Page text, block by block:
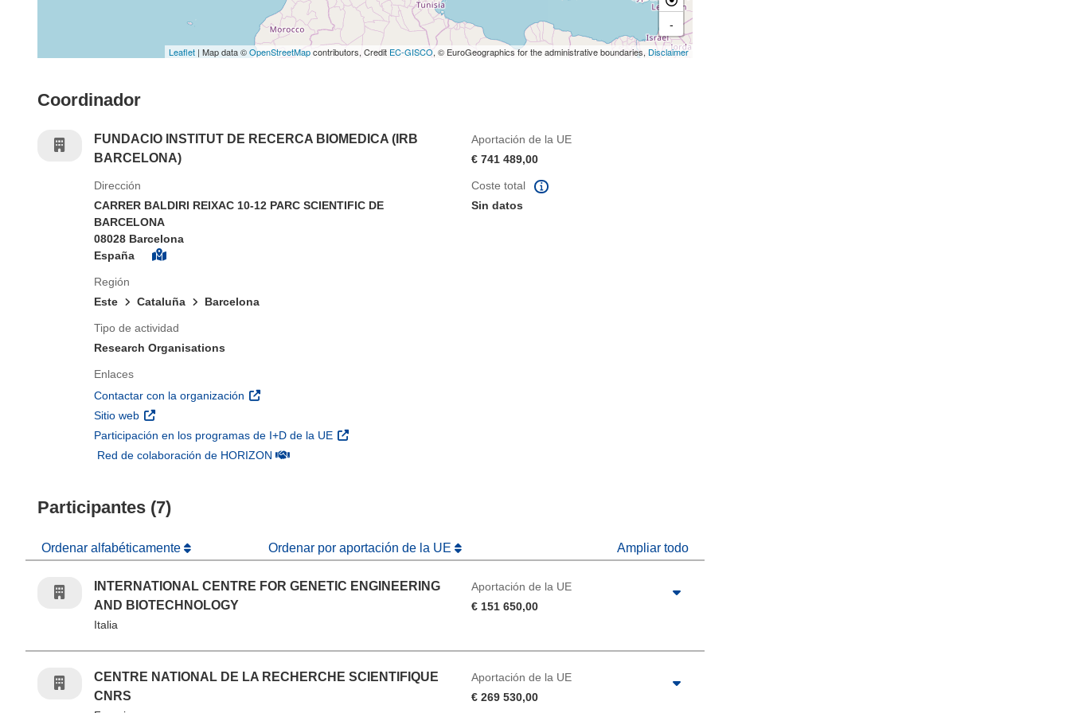
-
Leaflet | Map data ©OpenStreetMapcontributors, Credit EC-GISCO, © EuroGeographics for the administrative boundaries, Disclaimer
Coordinador
FUNDACIO INSTITUT DE RECERCA BIOMEDICA (IRB
BARCELONA)
Aportación de la UE
€ 741 489,00
Dirección
CARRER BALDIRI REIXAC 10-12 PARC SCIENTIFIC DE
BARCELONA
08028 Barcelona
España
Región
Este
Cataluña Barcelona
Tipo de actividad
Research Organisations
Enlaces
Contactar con la organización (se abrirá en una nueva ventana)
Sitio web (se abrirá en una nueva ventana)
Participación en los programas de I+D de la UE (se abrirá en una nueva ventana)
Red de colaboración de HORIZON(se abrirá en una nueva ventana)
Coste total
Sin datos
Participantes (7)
Ordenar alfabéticamente Ordenar por aportación de la UE Ampliar todo
INTERNATIONAL CENTRE FOR GENETIC ENGINEERING
AND BIOTECHNOLOGY
Italia
Aportación de la UE
€ 151 650,00
CENTRE NATIONAL DE LA RECHERCHE SCIENTIFIQUE
CNRS
Aportación de la UE
€ 269 530,00